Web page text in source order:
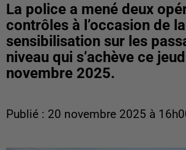
La police a mené deux
contrôles à l’occasion de
sensibilisation sur les
niveau qui s’achève ce
novembre 2025.
Publié : 20 novembre 2025 à